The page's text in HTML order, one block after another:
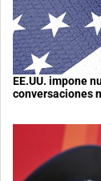
EE.UU. impone
conversaciones